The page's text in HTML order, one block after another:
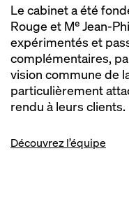
Le cabinet a été
Rouge et MeJean-
expérimentés et
complémentaires,
vision commune de
particulièrement
rendu à leurs clients.
Découvrez l’équipe